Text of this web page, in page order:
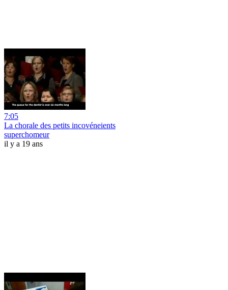
7:05
La chorale des petits incovéneients
superchomeur
il y a 19 ans